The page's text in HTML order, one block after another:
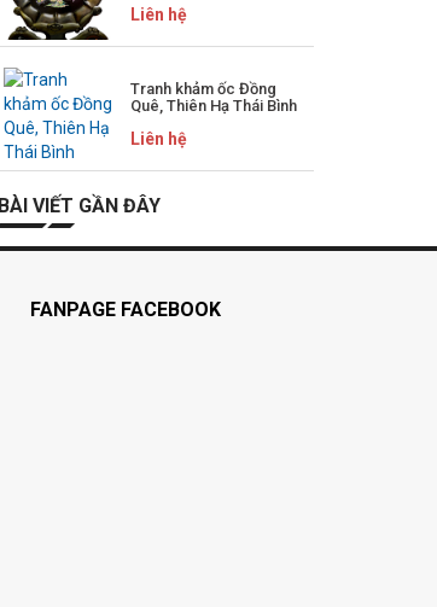
Liên hệ
Tranh khảm ốc Đồng
Quê, Thiên Hạ Thái Bình
Liên hệ
BÀI VIẾT GẦN ĐÂY
FANPAGE FACEBOOK